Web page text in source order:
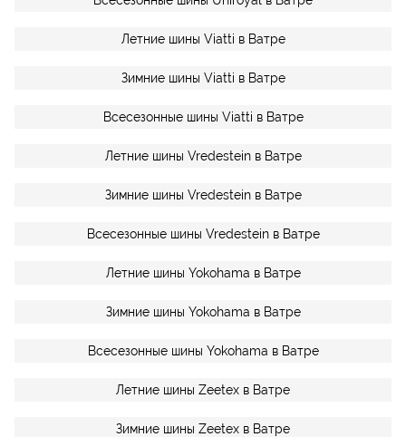
Летние шины Viatti в Ватре
Зимние шины Viatti в Ватре
Всесезонные шины Viatti в Ватре
Летние шины Vredestein в Ватре
Зимние шины Vredestein в Ватре
Всесезонные шины Vredestein в Ватре
Летние шины Yokohama в Ватре
Зимние шины Yokohama в Ватре
Всесезонные шины Yokohama в Ватре
Летние шины Zeetex в Ватре
Зимние шины Zeetex в Ватре